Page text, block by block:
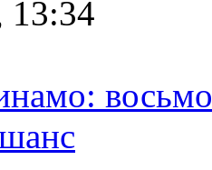
13:34